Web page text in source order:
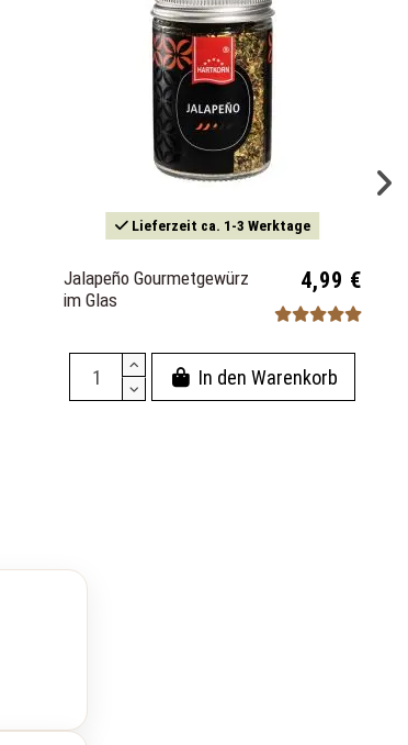
Lieferzeit ca. 1-3 Werktage
Jalapeño Gourmetgewürz
im Glas
4,99 €
In den Warenkorb